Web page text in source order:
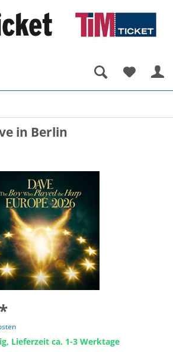
in Berlin
Lieferzeit ca. 1-3 Werktage